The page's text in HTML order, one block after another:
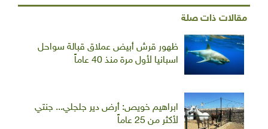
مقالات ذات صلة
ظهور قرش أبيض عملاق قبالة سواحل
اسبانيا لأول مرة منذ 40 عاماً
ابراهيم خويص: أرض دير جلجلي... جنتي
لأكثر من 25 عاماً